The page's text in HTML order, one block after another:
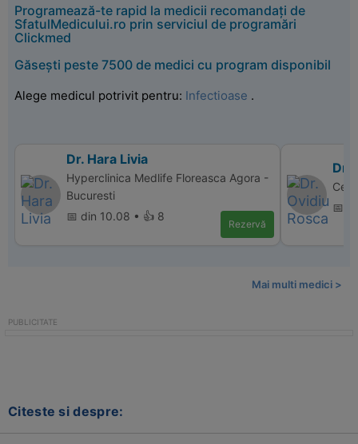
Programează-te rapid la medicii recomandați de
SfatulMedicului.ro prin serviciul de programări
Clickmed
Găsești peste 7500 de medici cu program disponibil
Alege medicul potrivit pentru: Infectioase .
Dr. Hara Livia
Hyperclinica Medlife Floreasca Agora -
Bucuresti
📅 din 10.08 • 👍 8
Rezervă
Dr.
📅
Mai multi medici >
Citeste si despre: